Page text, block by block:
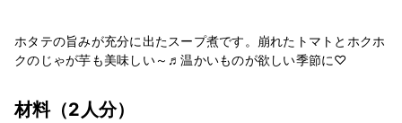
ホタテの旨みが充分に出たスープ煮です。崩れたトマトとホクホ
クのじゃが芋も美味しい～♬温かいものが欲しい季節に♡
材料（2人分）